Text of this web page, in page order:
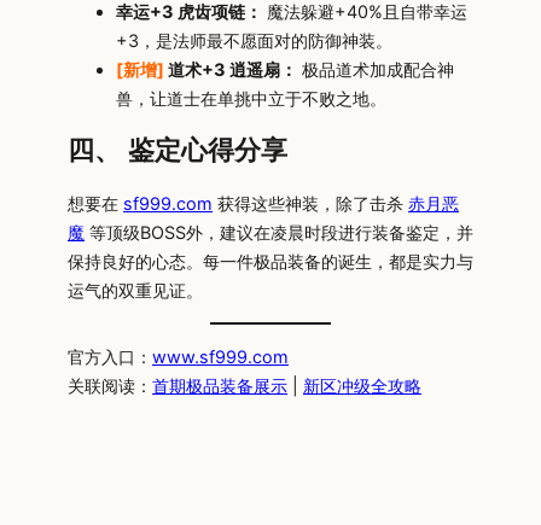
幸运+3 虎齿项链： 魔法躲避+40%且自带幸运
+3，是法师最不愿面对的防御神装。
[新增] 道术+3 逍遥扇： 极品道术加成配合神
兽，让道士在单挑中立于不败之地。
四、 鉴定心得分享
想要在 sf999.com 获得这些神装，除了击杀 赤月恶
魔 等顶级BOSS外，建议在凌晨时段进行装备鉴定，并
保持良好的心态。每一件极品装备的诞生，都是实力与
运气的双重见证。
官方入口： www.sf999.com
关联阅读： 首期极品装备展示 新区冲级全攻略